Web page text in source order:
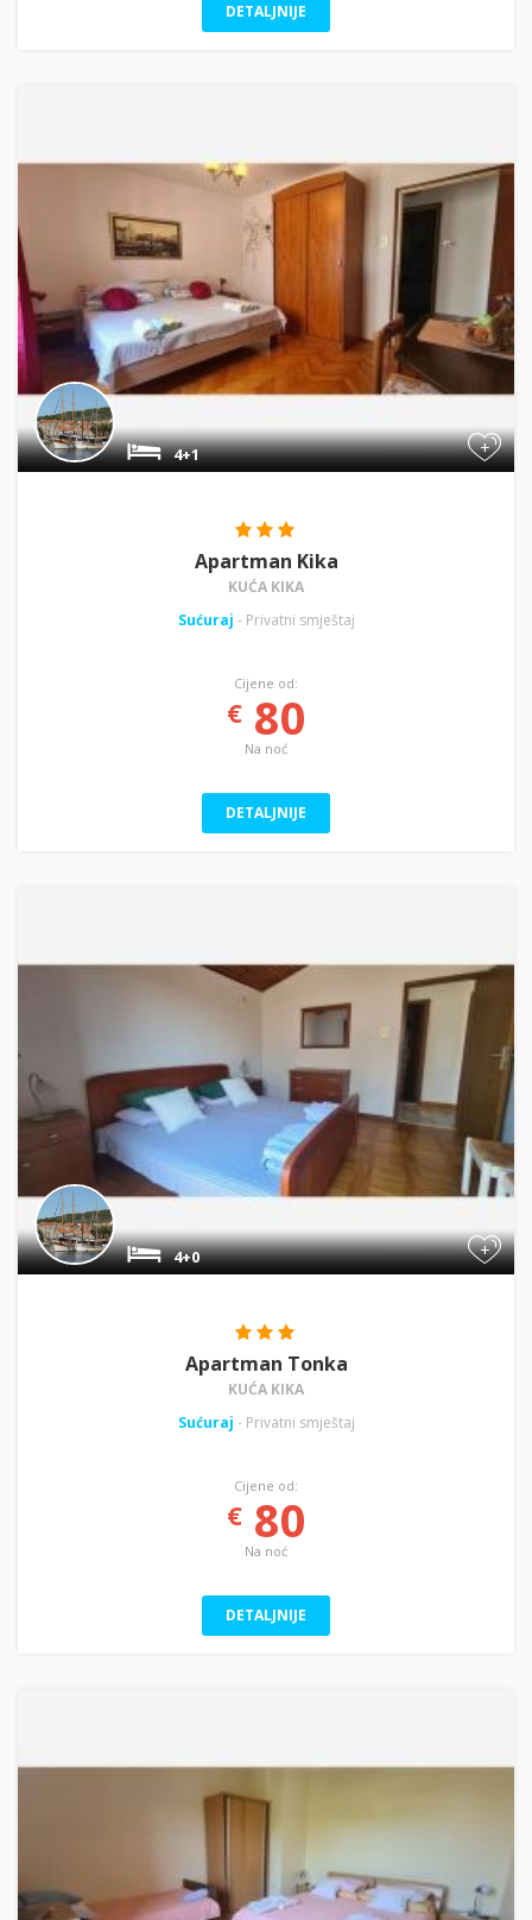
DETALJNIJE
+
4+1
Apartman Kika
KUĆA KIKA
Sućuraj - Privatni smještaj
Cijene od:
€80
Na noć
DETALJNIJE
+
4+0
Apartman Tonka
KUĆA KIKA
Sućuraj - Privatni smještaj
Cijene od:
€80
Na noć
DETALJNIJE